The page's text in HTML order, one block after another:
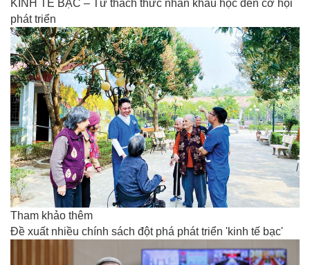
KINH TẾ BẠC – Từ thách thức nhân khẩu học đến cơ hội
phát triển
Tham khảo thêm
Đề xuất nhiều chính sách đột phá phát triển 'kinh tế bạc'